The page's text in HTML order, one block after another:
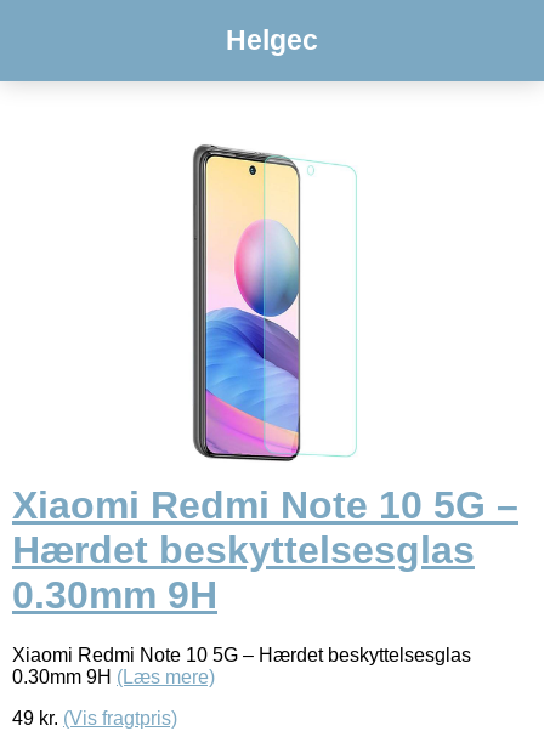
Helgec
Xiaomi Redmi Note 10 5G –
Hærdet beskyttelsesglas
0.30mm 9H
Xiaomi Redmi Note 10 5G – Hærdet beskyttelsesglas
0.30mm 9H (Læs mere)
49 kr. (Vis fragtpris)